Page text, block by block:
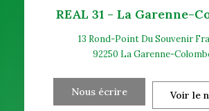
REAL 31 - La Garenne-
13 Rond-Point Du Souvenir
92250 La Garenne-
Nous écrire Voir le